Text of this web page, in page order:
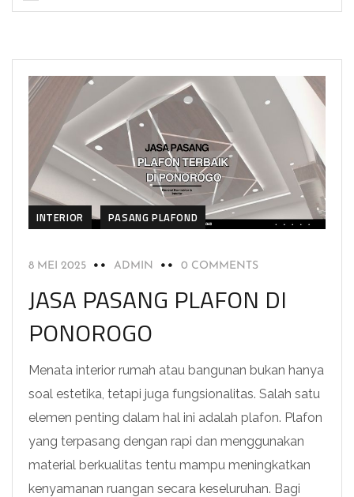
INTERIOR PASANG PLAFOND
8 MEI 2025 ADMIN 0 COMMENTS
JASA PASANG PLAFON DI
PONOROGO
Menata interior rumah atau bangunan bukan hanya
soal estetika, tetapi juga fungsionalitas. Salah satu
elemen penting dalam hal ini adalah plafon. Plafon
yang terpasang dengan rapi dan menggunakan
material berkualitas tentu mampu meningkatkan
kenyamanan ruangan secara keseluruhan. Bagi